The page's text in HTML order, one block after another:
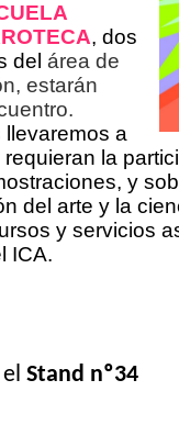
, dos
del área de
estarán
llevaremos a
la
y
del arte y la
y servicios
ICA.
Stand nº34